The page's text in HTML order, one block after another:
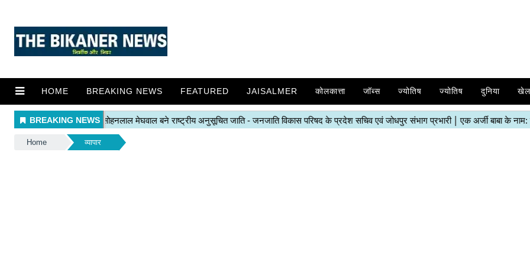
HOME BREAKING NEWS FEATURED JAISALMER कोलकात्ता जॉब्स ज्योतिष ज्योतिष दुनिया खेल
Home व्यापार